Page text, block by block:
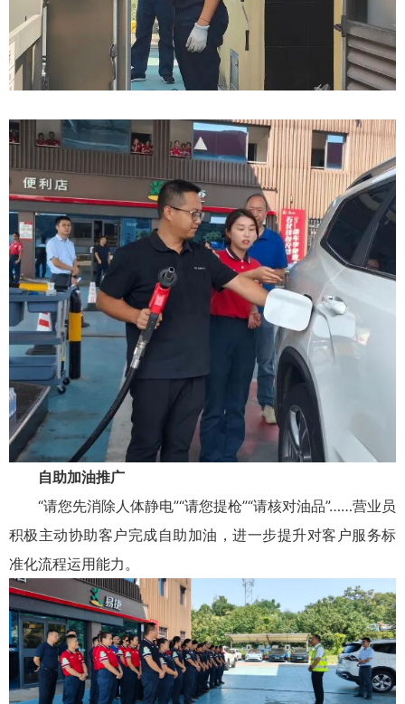
自助加油推广
“请您先消除人体静电”“请您提枪”“请核对油品”……营业员
积极主动协助客户完成自助加油，进一步提升对客户服务标
准化流程运用能力。